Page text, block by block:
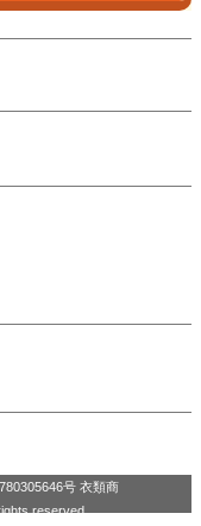
号 衣類商
reserved.